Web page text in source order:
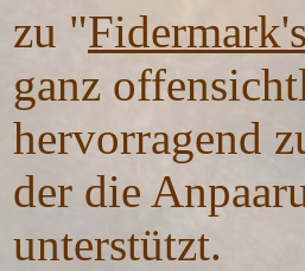
zu "
ganz
hervorragend
der die
unterstützt.